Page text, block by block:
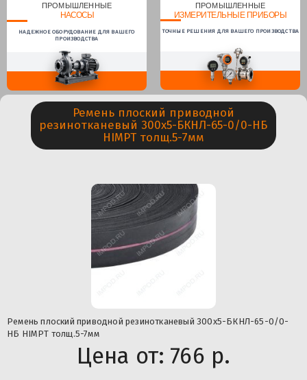
ПРОМЫШЛЕННЫЕ
НАСОСЫ
НАДЕЖНОЕ ОБОРУДОВАНИЕ ДЛЯ ВАШЕГО
ПРОИЗВОДСТВА
ПРОМЫШЛЕННЫЕ
ИЗМЕРИТЕЛЬНЫЕ ПРИБОРЫ
ТОЧНЫЕ РЕШЕНИЯ ДЛЯ ВАШЕГО ПРОИЗВОДСТВА
Ремень плоский приводной
резинотканевый 300х5-БКНЛ-65-0/0-НБ
HIMPT толщ.5-7мм
Ремень плоский приводной резинотканевый 300х5-БКНЛ-65-0/0-
НБ HIMPT толщ.5-7мм
Цена от: 766 р.